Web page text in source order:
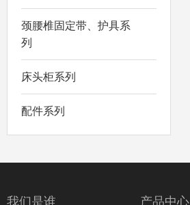
颈腰椎固定带、护具系
列
床头柜系列
配件系列
我们是谁 产品中心